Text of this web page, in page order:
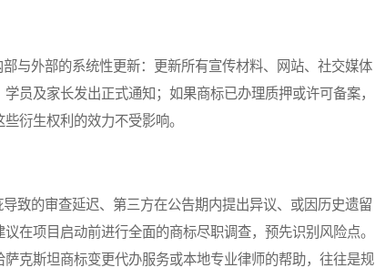
外部的系统性更新：更新所有宣传材料、网站、社交媒体
员及家长发出正式通知；如果商标已办理质押或许可备案，
衍生权利的效力不受影响。
的审查延迟、第三方在公告期内提出异议、或因历史遗留
在项目启动前进行全面的商标尽职调查，预先识别风险点。
克斯坦商标变更代办服务或本地专业律师的帮助，往往是规